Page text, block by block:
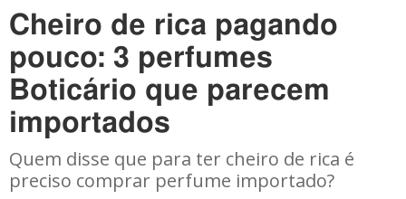
Cheiro de rica pagando
pouco: 3 perfumes
Boticário que parecem
importados
Quem disse que para ter cheiro de rica é
preciso comprar perfume importado?